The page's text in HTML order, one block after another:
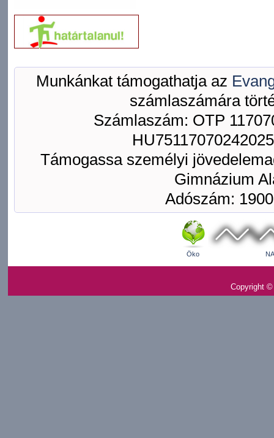
Munkánkat támogathatja az
számlaszámára
Számlaszám: OTP
Támogassa személyi
Gimnázium
Adószám:
Öko
Copyright